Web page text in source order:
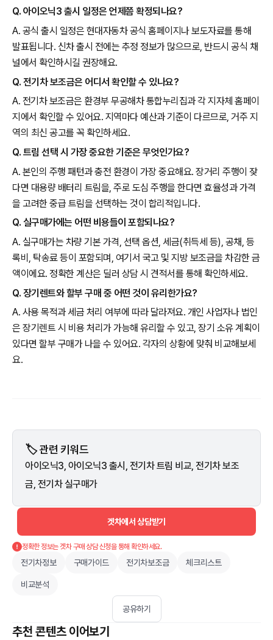
Q. 아이오닉3 출시 일정은 언제쯤 확정되나요?
A. 공식 출시 일정은 현대자동차 공식 홈페이지나 보도자료를 통해
발표됩니다. 신차 출시 전에는 추정 정보가 많으므로, 반드시 공식 채
널에서 확인하시길 권장해요.
Q. 전기차 보조금은 어디서 확인할 수 있나요?
A. 전기차 보조금은 환경부 무공해차 통합누리집과 각 지자체 홈페이
지에서 확인할 수 있어요. 지역마다 예산과 기준이 다르므로, 거주 지
역의 최신 공고를 꼭 확인하세요.
Q. 트림 선택 시 가장 중요한 기준은 무엇인가요?
A. 본인의 주행 패턴과 충전 환경이 가장 중요해요. 장거리 주행이 잦
다면 대용량 배터리 트림을, 주로 도심 주행을 한다면 효율성과 가격
을 고려한 중급 트림을 선택하는 것이 합리적입니다.
Q. 실구매가에는 어떤 비용들이 포함되나요?
A. 실구매가는 차량 기본 가격, 선택 옵션, 세금(취득세 등), 공채, 등
록비, 탁송료 등이 포함되며, 여기서 국고 및 지방 보조금을 차감한 금
액이에요. 정확한 계산은 딜러 상담 시 견적서를 통해 확인하세요.
Q. 장기렌트와 할부 구매 중 어떤 것이 유리한가요?
A. 사용 목적과 세금 처리 여부에 따라 달라져요. 개인 사업자나 법인
은 장기렌트 시 비용 처리가 가능해 유리할 수 있고, 장기 소유 계획이
있다면 할부 구매가 나을 수 있어요. 각자의 상황에 맞춰 비교해보세
요.
🏷️ 관련 키워드
아이오닉3, 아이오닉3 출시, 전기차 트림 비교, 전기차 보조
금, 전기차 실구매가
겟차에서 상담받기
정확한 정보는 겟차 구매 상담 신청을 통해 확인하세요.
전기차정보 구매가이드 전기차보조금 체크리스트
비교분석
공유하기
추천 콘텐츠 이어보기